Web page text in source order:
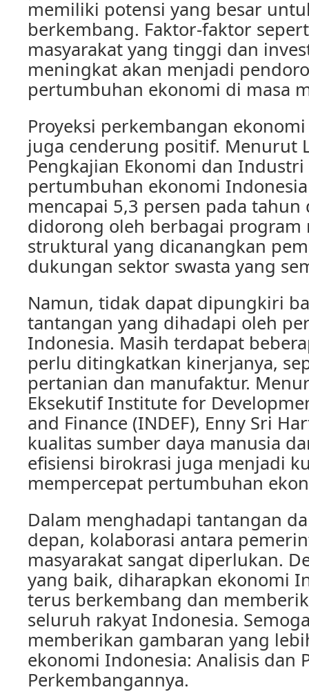
memiliki potensi yang besar
berkembang. Faktor-faktor
masyarakat yang tinggi dan
meningkat akan menjadi
pertumbuhan ekonomi di masa
Proyeksi perkembangan
juga cenderung positif. Menurut
Pengkajian Ekonomi dan Industri
pertumbuhan ekonomi
mencapai 5,3 persen pada tahun
didorong oleh berbagai program
struktural yang dicanangkan
dukungan sektor swasta yang
Namun, tidak dapat dipungkiri
tantangan yang dihadapi oleh
Indonesia. Masih terdapat
perlu ditingkatkan kinerjanya,
pertanian dan manufaktur.
Eksekutif Institute for
and Finance (INDEF), Enny Sri
kualitas sumber daya manusia
efisiensi birokrasi juga menjadi
mempercepat pertumbuhan
Dalam menghadapi tantangan
depan, kolaborasi antara
masyarakat sangat diperlukan.
yang baik, diharapkan ekonomi
terus berkembang dan
seluruh rakyat Indonesia.
memberikan gambaran yang
ekonomi Indonesia: Analisis dan
Perkembangannya.